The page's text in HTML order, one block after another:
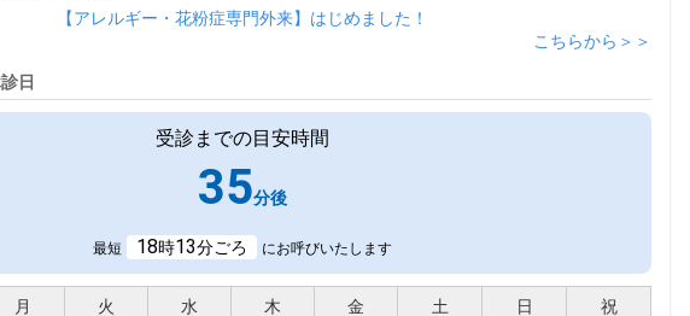
【アレルギー・花粉症専門外来】はじめました！
こちらから＞＞
日
受診までの目安時間
35分後
最短 18時13分ごろ にお呼びいたします
月 火 水 木 金 土 日 祝